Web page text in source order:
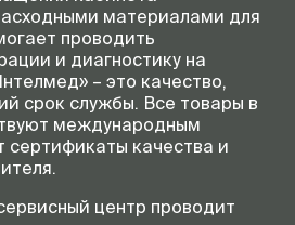
материалами для
проводить
и диагностику на
– это качество,
срок службы. Все товары в
международным
качества и
центр проводит